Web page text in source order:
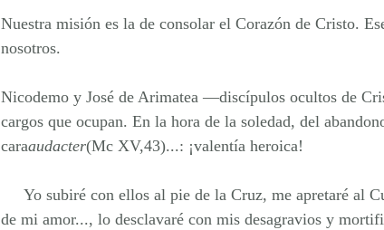
Nuestra misión es la de consolar el Corazón de Cristo.
nosotros.
Nicodemo y José de Arimatea —discípulos ocultos de
cargos que ocupan. En la hora de la soledad, del
caraaudacter(Mc XV,43)...: ¡valentía heroica!
Yo subiré con ellos al pie de la Cruz, me apretaré al
de mi amor..., lo desclavaré con mis desagravios y